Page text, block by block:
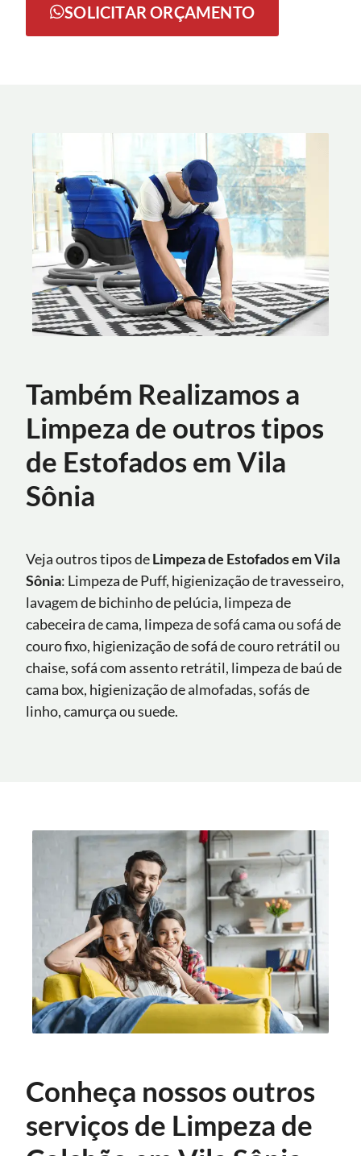
SOLICITAR ORÇAMENTO
Também Realizamos a
Limpeza de outros tipos
de Estofados em Vila
Sônia
Veja outros tipos deLimpeza de Estofados em Vila
Sônia: Limpeza de Puff, higienização de travesseiro,
lavagem de bichinho de pelúcia, limpeza de
cabeceira de cama, limpeza de sofá cama ou sofá de
couro fixo, higienização de sofá de couro retrátil ou
chaise, sofá com assento retrátil, limpeza de baú de
cama box, higienização de almofadas, sofás de
linho, camurça ou suede.
Conheça nossos outros
serviços de Limpeza de